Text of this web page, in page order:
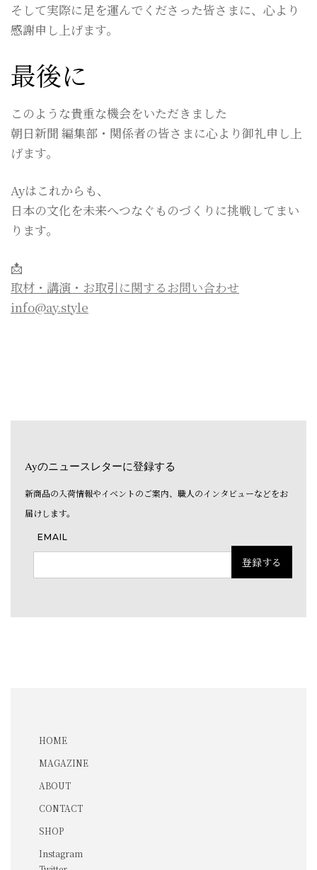
そして実際に足を運んでくださった皆さまに、心より
感謝申し上げます。
最後に
このような貴重な機会をいただきました
朝日新聞 編集部・関係者の皆さまに心より御礼申し上
げます。
Ayはこれからも、
日本の文化を未来へつなぐものづくりに挑戦してまい
ります。
📩
取材・講演・お取引に関するお問い合わせ
info@ay.style
Ayのニュースレターに登録する
新商品の入荷情報やイベントのご案内、職人のインタビューなどをお
届けします。
EMAIL
HOME
MAGAZINE
ABOUT
CONTACT
SHOP
Instagram